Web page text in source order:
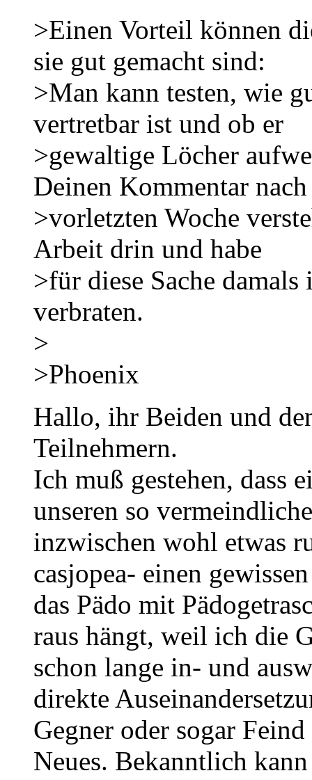
>Einen Vorteil können
sie gut gemacht sind:
>Man kann testen, wie
vertretbar ist und ob er
>gewaltige Löcher
Deinen Kommentar
>vorletzten Woche
Arbeit drin und habe
>für diese Sache
verbraten.
>
>Phoenix
Hallo, ihr Beiden und
Teilnehmern.
Ich muß gestehen, dass
unseren so
inzwischen wohl etwas
casjopea- einen
das Pädo mit
raus hängt, weil ich die
schon lange in- und
direkte
Gegner oder sogar
Neues. Bekanntlich